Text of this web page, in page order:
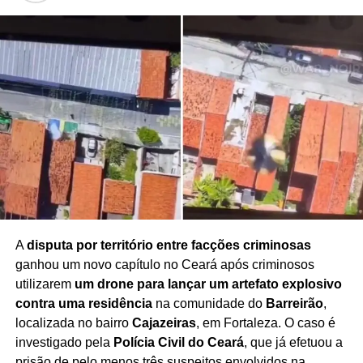
O suspeito permanece à disposição da Justiça, enquanto
o caso segue sob investigação para o aprofundamento
das apurações.As autoridades reforçam que a
identidade da vítima é preservada por força da
legislação brasileira, garantindo a proteção integral da
criança durante todo o processo.
Redação Saiba+
Adisputa por território entre facções criminosas
ganhou um novo capítulo no Ceará após criminosos
utilizarem um drone para lançar um artefato explosivo
contra uma residênciana comunidade do Barreirão,
localizada no bairro Cajazeiras, em Fortaleza. O caso é
investigado pela Polícia Civil do Ceará, que já efetuou a